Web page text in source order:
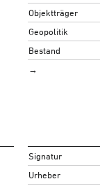
Objektträger
Geopolitik
Bestand
→
Signatur
Urheber